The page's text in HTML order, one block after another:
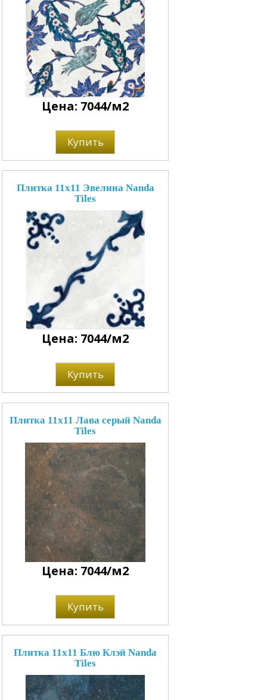
Цена: 7044/м2
Купить
Плитка 11x11 Эвелина Nanda
Tiles
Цена: 7044/м2
Купить
Плитка 11x11 Лава серый Nanda
Tiles
Цена: 7044/м2
Купить
Плитка 11x11 Блю Клэй Nanda
Tiles